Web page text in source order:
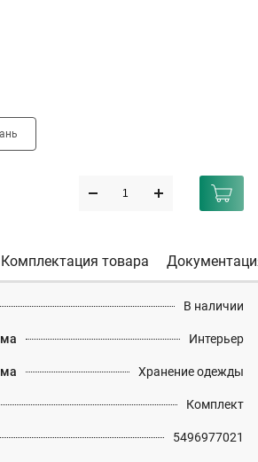
Комплектация товара
В наличии
Интерьер
Хранение одежды
Комплект
5496977021